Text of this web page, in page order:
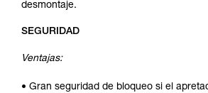
desmontaje.
SEGURIDAD
Ventajas:
• Gran seguridad de bloqueo si el